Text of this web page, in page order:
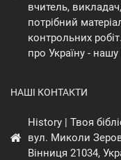
вчитель,
потрібний
контрольних
про Україну - нашу
НАШІ КОНТАКТИ
History | Твоя
вул. Миколи
Вінниця 21034,